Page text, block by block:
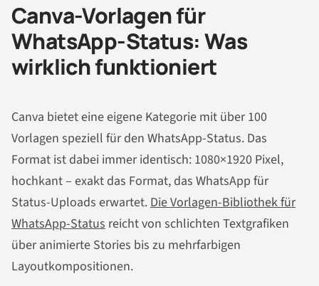
Canva-Vorlagen für
WhatsApp-Status: Was
wirklich funktioniert
Canva bietet eine eigene Kategorie mit über 100
Vorlagen speziell für den WhatsApp-Status. Das
Format ist dabei immer identisch: 1080×1920 Pixel,
hochkant – exakt das Format, das WhatsApp für
Status-Uploads erwartet. Die Vorlagen-Bibliothek für
WhatsApp-Status reicht von schlichten Textgrafiken
über animierte Stories bis zu mehrfarbigen
Layoutkompositionen.